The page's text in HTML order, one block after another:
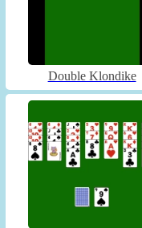
Double Klondike